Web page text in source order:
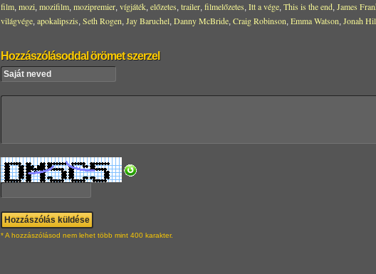
film, mozi, mozifilm, mozipremier, vígjáték, előzetes, trailer, filmelőzetes, Itt a vége, This is the end, James
világvége, apokalipszis, Seth Rogen, Jay Baruchel, Danny McBride, Craig Robinson, Emma Watson, Jonah
Hozzászólásoddal örömet szerzel
* A hozzászólásod nem lehet több mint 400 karakter.